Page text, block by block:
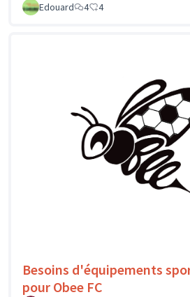
Edouard 4 4
Besoins d'équipements
pour Obee FC